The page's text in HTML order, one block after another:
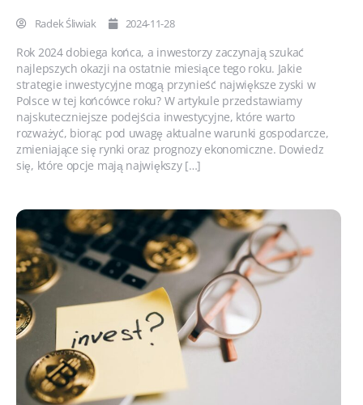
Radek Śliwiak 2024-11-28
Rok 2024 dobiega końca, a inwestorzy zaczynają szukać
najlepszych okazji na ostatnie miesiące tego roku. Jakie
strategie inwestycyjne mogą przynieść największe zyski w
Polsce w tej końcówce roku? W artykule przedstawiamy
najskuteczniejsze podejścia inwestycyjne, które warto
rozważyć, biorąc pod uwagę aktualne warunki gospodarcze,
zmieniające się rynki oraz prognozy ekonomiczne. Dowiedz
się, które opcje mają największy […]